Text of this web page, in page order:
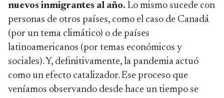
nuevos inmigrantes al año. Lo mismo sucede con
personas de otros países, como el caso de Canadá
(por un tema climático) o de países
latinoamericanos (por temas económicos y
sociales). Y, definitivamente, la pandemia actuó
como un efecto catalizador. Ese proceso que
veníamos observando desde hace un tiempo se